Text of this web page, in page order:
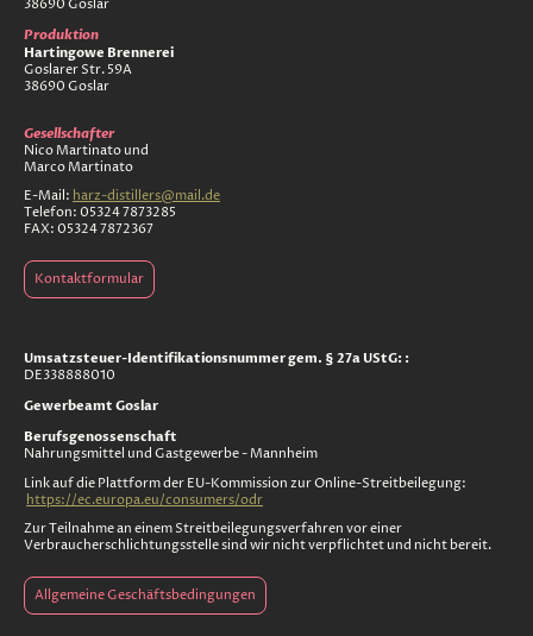
38690 Goslar
Produktion
Hartingowe Brennerei
Goslarer Str. 59A
38690 Goslar
Gesellschafter
Nico Martinato und
Marco Martinato
E-Mail: harz-distillers@mail.de
Telefon: 05324 7873285
FAX: 05324 7872367
Kontaktformular
Umsatzsteuer-Identifikationsnummer gem. § 27a UStG: :
DE338888010
Gewerbeamt Goslar
Berufsgenossenschaft
Nahrungsmittel und Gastgewerbe - Mannheim
Link auf die Plattform der EU-Kommission zur Online-Streitbeilegung:
https://ec.europa.eu/consumers/odr
Zur Teilnahme an einem Streitbeilegungsverfahren vor einer
Verbraucherschlichtungsstelle sind wir nicht verpflichtet und nicht bereit.
Allgemeine Geschäftsbedingungen